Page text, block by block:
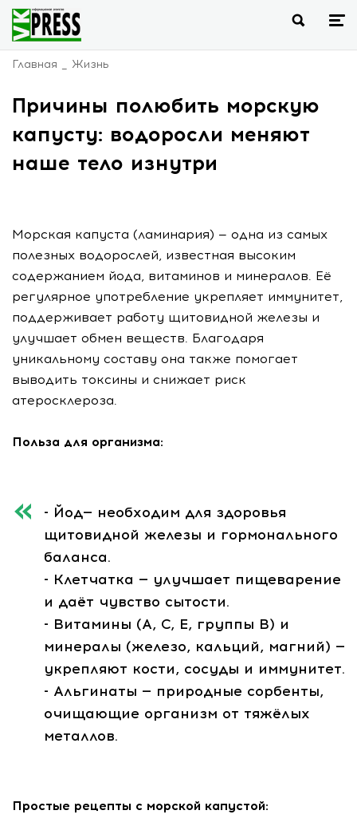
Главная Жизнь
Причины полюбить морскую
капусту: водоросли меняют
наше тело изнутри
Морская капуста (ламинария) — одна из самых
полезных водорослей, известная высоким
содержанием йода, витаминов и минералов. Её
регулярное употребление укрепляет иммунитет,
поддерживает работу щитовидной железы и
улучшает обмен веществ. Благодаря
уникальному составу она также помогает
выводить токсины и снижает риск
атеросклероза.
Польза для организма:
- Йод— необходим для здоровья
щитовидной железы и гормонального
баланса.
- Клетчатка — улучшает пищеварение
и даёт чувство сытости.
- Витамины (А, С, Е, группы В) и
минералы (железо, кальций, магний) —
укрепляют кости, сосуды и иммунитет.
- Альгинаты — природные сорбенты,
очищающие организм от тяжёлых
металлов.
Простыe рецепты с морской капустой: